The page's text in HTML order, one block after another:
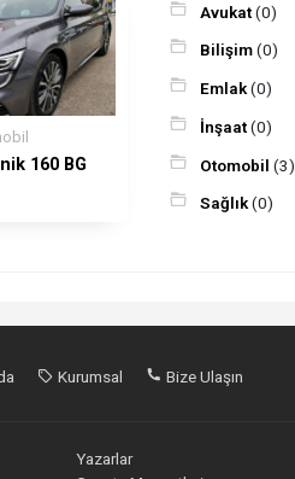
160 BG
Avukat(0)
Bilişim(0)
Emlak(0)
İnşaat(0)
Otomobil (3)
Sağlık(0)
Kurumsal Bize Ulaşın
Yazarlar